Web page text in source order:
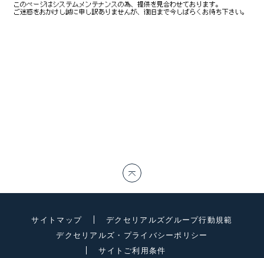
サイトマップ
デクセリアルズグループ行動規範
デクセリアルズ・プライバシーポリシー
サイトご利用条件